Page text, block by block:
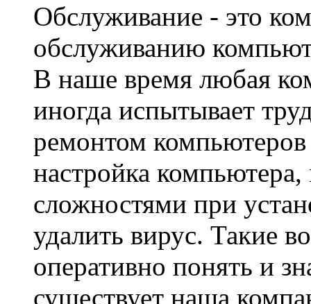
Обслуживание - это
обслуживанию
В наше время любая
иногда испытывает
ремонтом
настройка
сложностями при
удалить вирус. Такие
оперативно понять и
существует наша